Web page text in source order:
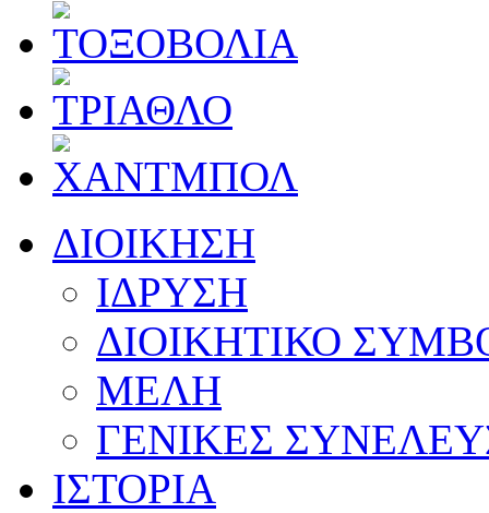
ΔΙΟΙΚΗΣΗ
ΙΔΡΥΣΗ
ΔΙΟΙΚΗΤΙΚΟ
ΜΕΛΗ
ΓΕΝΙΚΕΣ
ΙΣΤΟΡΙΑ